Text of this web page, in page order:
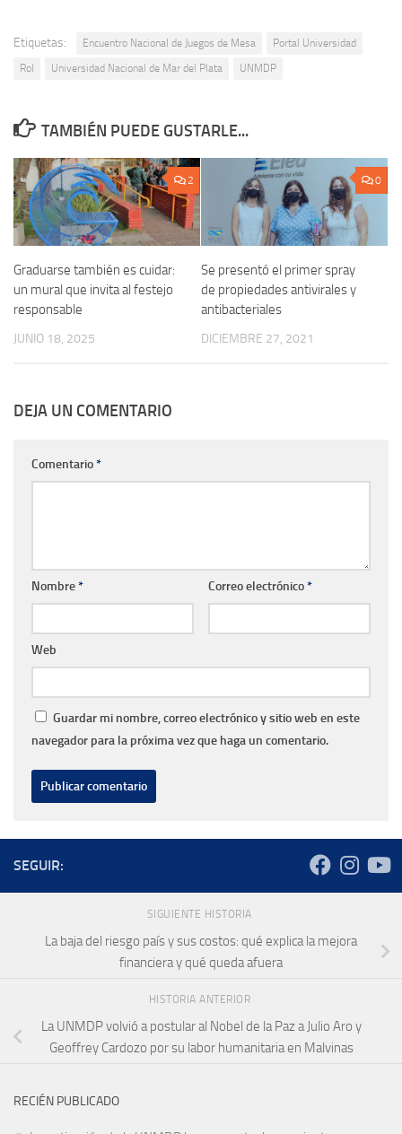
Etiquetas: Encuentro Nacional de Juegos de Mesa
Portal Universidad
Rol
Universidad Nacional de Mar del Plata UNMDP
TAMBIÉN PUEDE GUSTARLE...
2
Graduarse también es cuidar:
un mural que invita al festejo
responsable
JUNIO 18, 2025
0
Se presentó el primer spray
de propiedades antivirales y
antibacteriales
DICIEMBRE 27, 2021
DEJA UN COMENTARIO
Comentario*
Nombre* Correo electrónico*
Web
Guardar mi nombre, correo electrónico y sitio web en este
navegador para la próxima vez que haga un comentario.
SEGUIR:
SIGUIENTE HISTORIA
La baja del riesgo país y sus costos: qué explica la mejora
financiera y qué queda afuera
HISTORIA ANTERIOR
La UNMDP volvió a postular al Nobel de la Paz a Julio Aro y
Geoffrey Cardozo por su labor humanitaria en Malvinas
RECIÉN PUBLICADO